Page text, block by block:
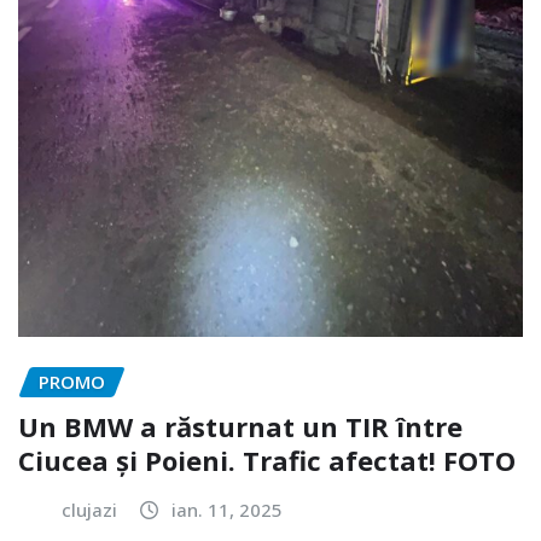
PROMO
Un BMW a răsturnat un TIR între
Ciucea și Poieni. Trafic afectat! FOTO
clujazi ian. 11, 2025